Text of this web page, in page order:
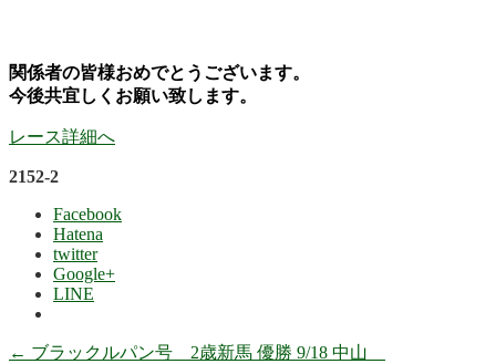
関係者の皆様おめでとうございます。
今後共宜しくお願い致します。
レース詳細へ
2152-2
Facebook
Hatena
twitter
Google+
LINE
← ブラックルパン号 2歳新馬 優勝 9/18 中山